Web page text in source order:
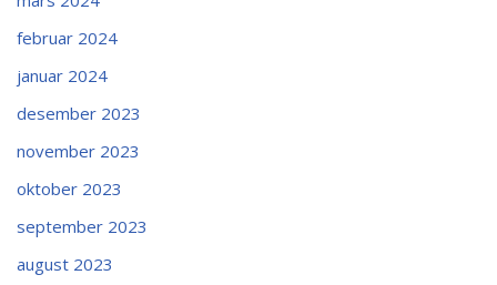
februar 2024
januar 2024
desember 2023
november 2023
oktober 2023
september 2023
august 2023